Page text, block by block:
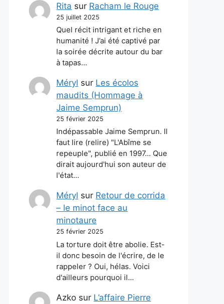
Rita sur Racham le Rouge
25 juillet 2025
Quel récit intrigant et riche en
humanité ! J’ai été captivé par
la soirée décrite autour du bar
à tapas…
Méryl sur Les écolos
maudits (Hommage à
Jaime Semprun)
25 février 2025
Indépassable Jaime Semprun. Il
faut lire (relire) "L'Abîme se
repeuple", publié en 1997... Que
dirait aujourd'hui son auteur de
l'état…
Méryl sur Retour de corrida
– le minot face au
minotaure
25 février 2025
La torture doit être abolie. Est-
il donc besoin de l'écrire, de le
rappeler ? Oui, hélas. Voici
d'ailleurs pourquoi il…
Azko sur L’affaire Pierre